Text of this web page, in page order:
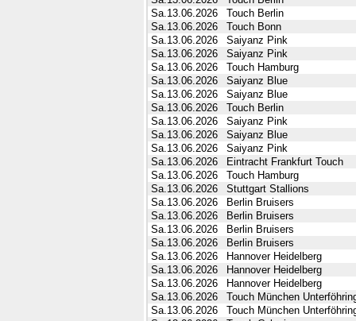
Sa.13.06.2026
Touch Berlin
Sa.13.06.2026
Touch Bonn
Sa.13.06.2026
Saiyanz Pink
Sa.13.06.2026
Saiyanz Pink
Sa.13.06.2026
Touch Hamburg
Sa.13.06.2026
Saiyanz Blue
Sa.13.06.2026
Saiyanz Blue
Sa.13.06.2026
Touch Berlin
Sa.13.06.2026
Saiyanz Pink
Sa.13.06.2026
Saiyanz Blue
Sa.13.06.2026
Saiyanz Pink
Sa.13.06.2026
Eintracht Frankfurt Touch
Sa.13.06.2026
Touch Hamburg
Sa.13.06.2026
Stuttgart Stallions
Sa.13.06.2026
Berlin Bruisers
Sa.13.06.2026
Berlin Bruisers
Sa.13.06.2026
Berlin Bruisers
Sa.13.06.2026
Berlin Bruisers
Sa.13.06.2026
Hannover Heidelberg
Sa.13.06.2026
Hannover Heidelberg
Sa.13.06.2026
Hannover Heidelberg
Sa.13.06.2026
Touch München
Sa.13.06.2026
Touch München